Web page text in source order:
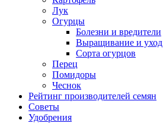
Лук
Огурцы
Болезни и вредители
Выращивание и уход
Сорта огурцов
Перец
Помидоры
Чеснок
Рейтинг производителей семян
Советы
Удобрения